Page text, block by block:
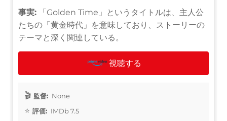
事実: 「Golden Time」というタイトルは、主人公
たちの「黄金時代」を意味しており、ストーリーの
テーマと深く関連している。
視聴する
監督: None
評価: IMDb 7.5